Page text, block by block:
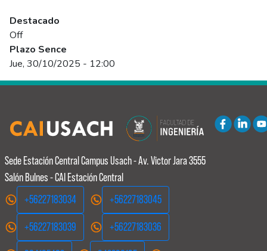
Destacado
Off
Plazo Sence
Jue, 30/10/2025 - 12:00
Sede Estación Central Campus Usach - Av. Victor Jara 3555
Salón Bulnes - CAI Estación Central
+56227183034
+56227183045
+56227183039 +56227183036